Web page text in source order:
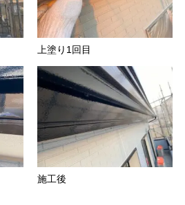
上塗り1回目
施工後